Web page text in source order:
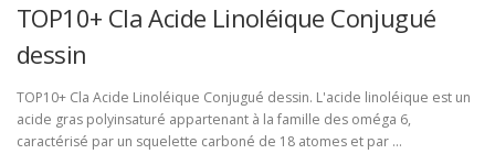
TOP10+ Cla Acide Linoléique Conjugué
dessin
TOP10+ Cla Acide Linoléique Conjugué dessin. L'acide linoléique est un
acide gras polyinsaturé appartenant à la famille des oméga 6,
caractérisé par un squelette carboné de 18 atomes et par …